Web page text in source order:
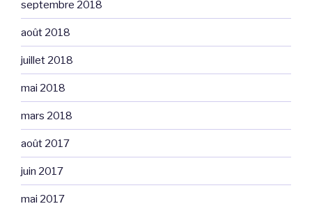
septembre 2018
août 2018
juillet 2018
mai 2018
mars 2018
août 2017
juin 2017
mai 2017